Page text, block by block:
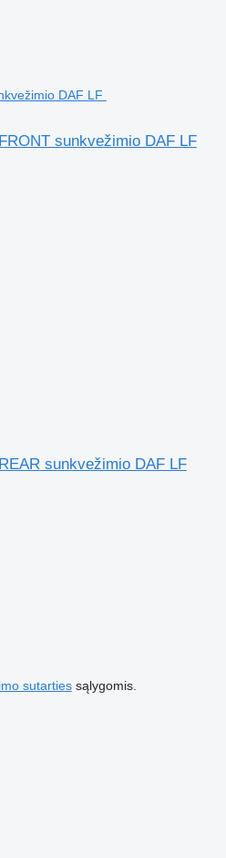
sunkvežimio DAF LF
sunkvežimio DAF LF
sutartiessąlygomis.